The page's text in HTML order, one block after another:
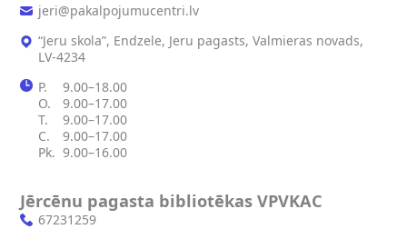
jeri@pakalpojumucentri.lv
“Jeru skola”, Endzele, Jeru pagasts, Valmieras novads,
LV‑4234
P.
9.00–18.00
O.
9.00–17.00
T.
9.00–17.00
C.
9.00–17.00
Pk. 9.00–16.00
Jērcēnu pagasta bibliotēkas VPVKAC
67231259